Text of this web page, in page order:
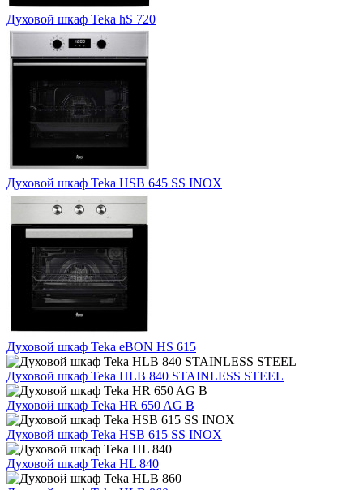
Духовой шкаф Teka hS 720
Духовой шкаф Teka HSB 645 SS INOX
Духовой шкаф Teka eBON HS 615
Духовой шкаф Teka HLB 840 STAINLESS STEEL
Духовой шкаф Teka HR 650 AG B
Духовой шкаф Teka HSB 615 SS INOX
Духовой шкаф Teka HL 840